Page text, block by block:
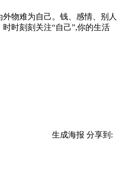
物难为自己。钱、感情、别人
时刻刻关注“自己”,你的生活
生成海报 分享到: